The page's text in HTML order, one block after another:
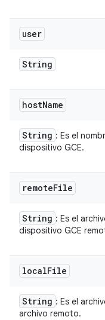
user
String
hostName
String : Es el
dispositivo GCE.
remoteFile
String : Es el
dispositivo GCE
localFile
String : Es el
archivo remoto.